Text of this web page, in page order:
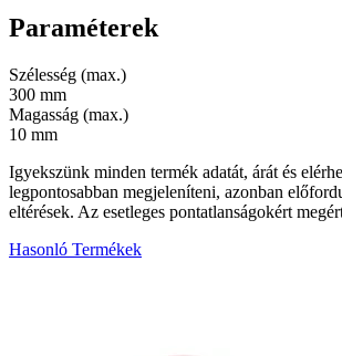
Paraméterek
Szélesség (max.)
300 mm
Magasság (max.)
10 mm
Igyekszünk minden termék adatát, árát és
legpontosabban megjeleníteni, azonban
eltérések. Az esetleges pontatlanságokért
Hasonló Termékek